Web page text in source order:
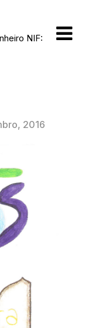
NIF:
2016